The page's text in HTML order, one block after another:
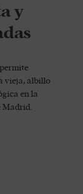
y
vieja, albillo
en la
Madrid.